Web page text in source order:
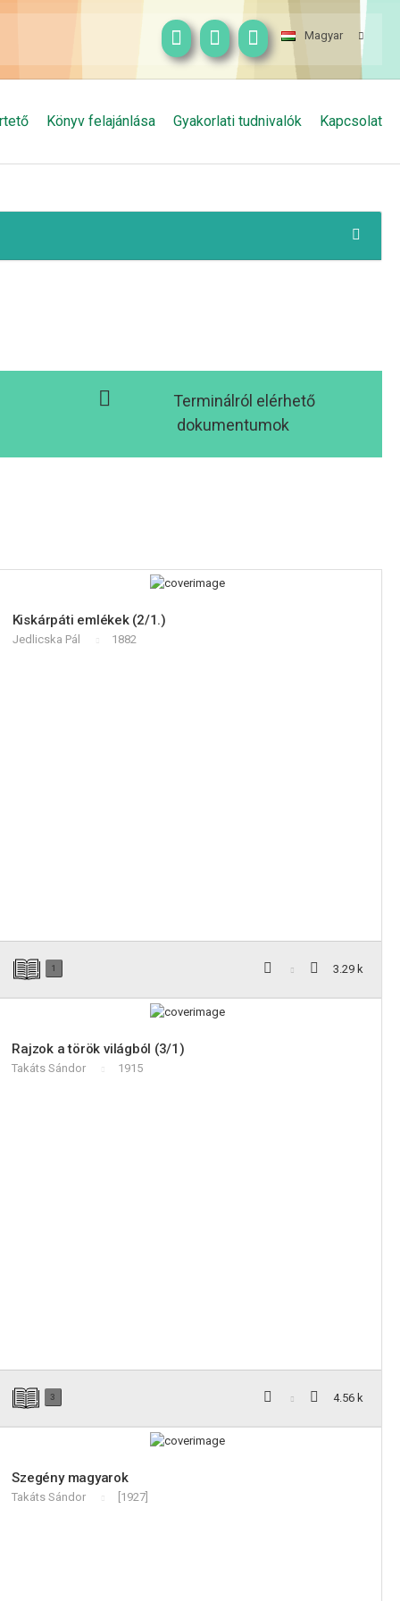
Magyar
Könyv felajánlása Gyakorlati tudnivalók Kapcsolat
Terminálról elérhető
dokumentumok
Kiskárpáti emlékek (2/1.)
Jedlicska Pál 1882
1 3.29 k
Rajzok a török világból (3/1)
Takáts Sándor 1915
3 4.56 k
Szegény magyarok
Takáts Sándor [1927]